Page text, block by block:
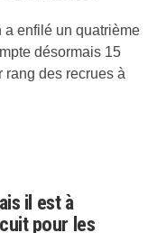
a enfilé un quatrième
désormais 15
rang des recrues à
il est à
pour les